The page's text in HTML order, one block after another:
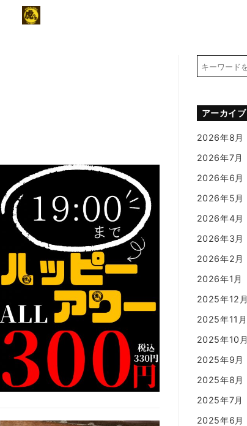
アーカイブ
2026年8月
2026年7月
2026年6月
2026年5月
2026年4月
2026年3月
2026年2月
2026年1月
2025年12月
2025年11月
2025年10月
2025年9月
2025年8月
2025年7月
2025年6月